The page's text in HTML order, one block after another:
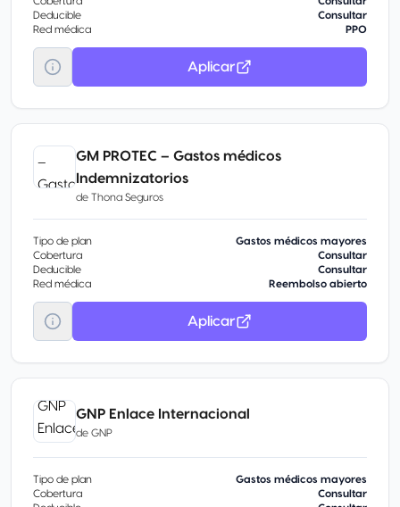
Deducible
Consultar
Red médica
PPO
Aplicar
GM PROTEC – Gastos médicos
Indemnizatorios
de Thona Seguros
Tipo de plan
Gastos médicos mayores
Cobertura
Consultar
Deducible
Consultar
Red médica
Reembolso abierto
Aplicar
GNP Enlace Internacional
de GNP
Tipo de plan
Gastos médicos mayores
Cobertura
Consultar